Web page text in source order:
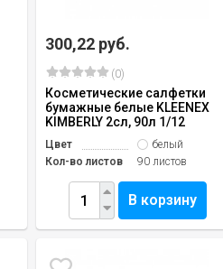
300,22 руб.
(0)
Косметические салфетки
бумажные белые KLEENEX
KIMBERLY 2сл, 90л 1/12
Цвет
белый
Кол-во листов
90 листов
В корзину